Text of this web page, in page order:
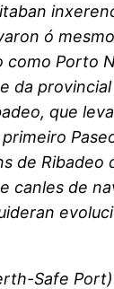
ó
como Porto
da
que
de Ribadeo
canles de
Safe